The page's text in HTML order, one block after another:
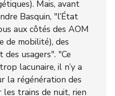
Mais, avant
Basquin, "l’État
aux côtés des AOM
de mobilité), des
usagers". "Ce
lacunaire, il n’y a
la régénération des
les trains de nuit, rien